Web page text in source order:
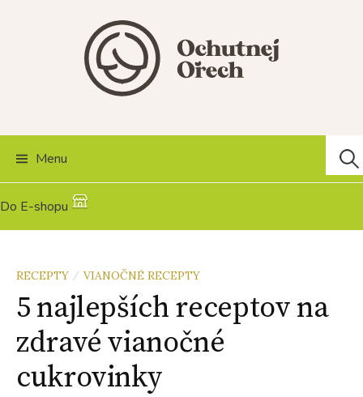
Menu
Do E-shopu
RECEPTY / VIANOČNÉ RECEPTY
5 najlepších receptov na
zdravé vianočné
cukrovinky